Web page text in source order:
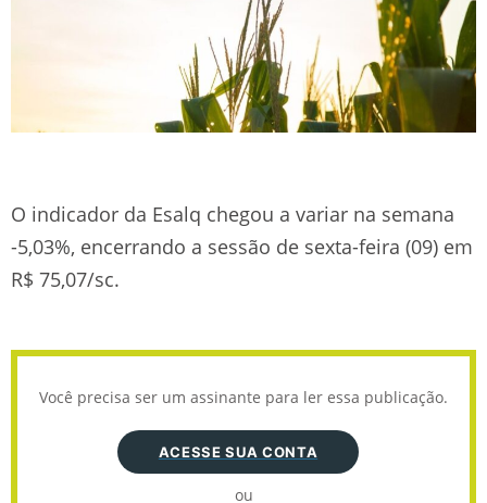
O indicador da Esalq chegou a variar na semana
-5,03%, encerrando a sessão de sexta-feira (09) em
R$ 75,07/sc.
Você precisa ser um assinante para ler essa publicação.
ACESSE SUA CONTA
ou